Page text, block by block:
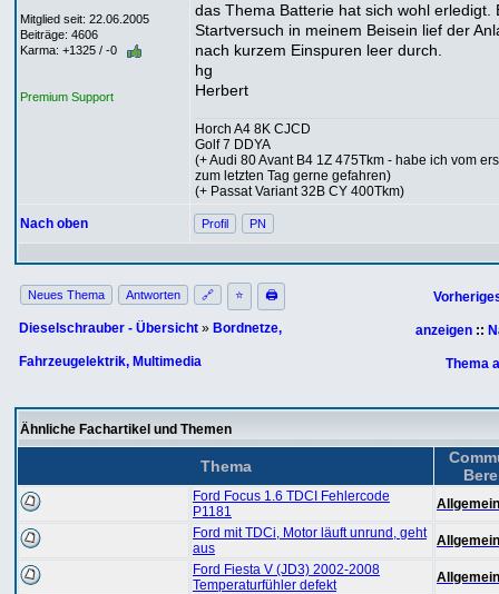
Mitglied seit: 22.06.2005
Beiträge: 4606
Karma: +1325 / -0
Premium Support
das Thema Batterie hat sich wohl erledigt.
Startversuch in meinem Beisein lief der
nach kurzem Einspuren leer durch.
hg
Herbert
Horch A4 8K CJCD
Golf 7 DDYA
(+ Audi 80 Avant B4 1Z 475Tkm - habe ich vom
zum letzten Tag gerne gefahren)
(+ Passat Variant 32B CY 400Tkm)
Nach oben Profil PN
Neues Thema Antworten 🔗 ⭐ 🖨
Dieselschrauber - Übersicht » Bordnetze,
Fahrzeugelektrik, Multimedia
anzeigen ::
Thema
Ähnliche Fachartikel und Themen
Thema
Ford Focus 1.6 TDCI Fehlercode
P1181
Ford mit TDCi, Motor läuft unrund, geht
aus
Ford Fiesta V (JD3) 2002-2008
Temperaturfühler defekt